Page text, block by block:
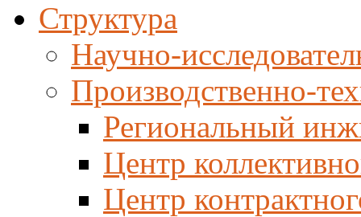
Структура
Научно-
Производственно-
Региональный
Центр
Центр